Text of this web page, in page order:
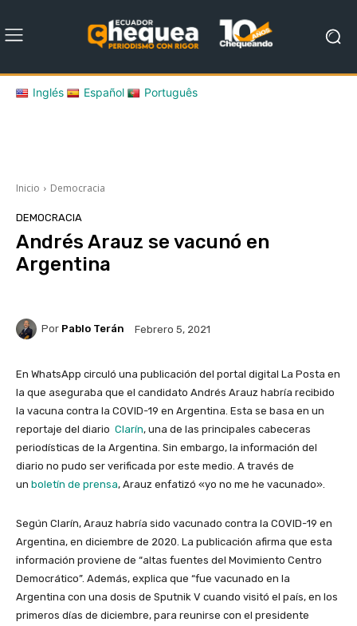
Inglés Español Português
Inicio Democracia
DEMOCRACIA
Andrés Arauz se vacunó en
Argentina
Por Pablo Terán Febrero 5, 2021
En WhatsApp circuló una publicación del portal digital La Posta en
la que aseguraba que el candidato Andrés Arauz habría recibido
la vacuna contra la COVID-19 en Argentina. Esta se basa en un
reportaje del diario Clarín, una de las principales cabeceras
periodísticas de la Argentina. Sin embargo, la información del
diario no pudo ser verificada por este medio. A través de
un boletín de prensa, Arauz enfatizó «yo no me he vacunado».
Según Clarín, Arauz habría sido vacunado contra la COVID-19 en
Argentina, en diciembre de 2020. La publicación afirma que esta
información proviene de “altas fuentes del Movimiento Centro
Democrático”. Además, explica que “fue vacunado en la
Argentina con una dosis de Sputnik V cuando visitó el país, en los
primeros días de diciembre, para reunirse con el presidente